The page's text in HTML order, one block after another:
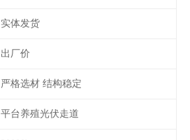
实体发货
出厂价
严格选材 结构稳定
平台养殖光伏走道